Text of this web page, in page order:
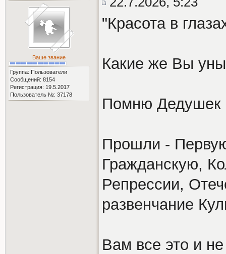
Ваше звание
Группа: Пользователи
Сообщений: 8154
Регистрация: 19.5.2017
Пользователь №: 37178
"Красота в
Какие же Вы
Помню Дедушек
Прошли -
Гражданскую,
Репрессии,
развенчание
Вам все это и